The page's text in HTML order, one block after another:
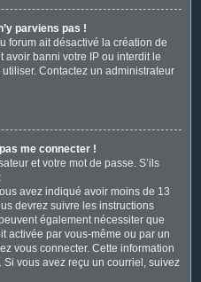
parviens pas !
forum ait désactivé la création de
avoir banni votre IP ou interdit le
Contactez un administrateur
me connecter !
et votre mot de passe. S’ils
avez indiqué avoir moins de 13
devrez suivre les instructions
également nécessiter que
activée par vous-même ou par un
vous connecter. Cette information
vous avez reçu un courriel, suivez